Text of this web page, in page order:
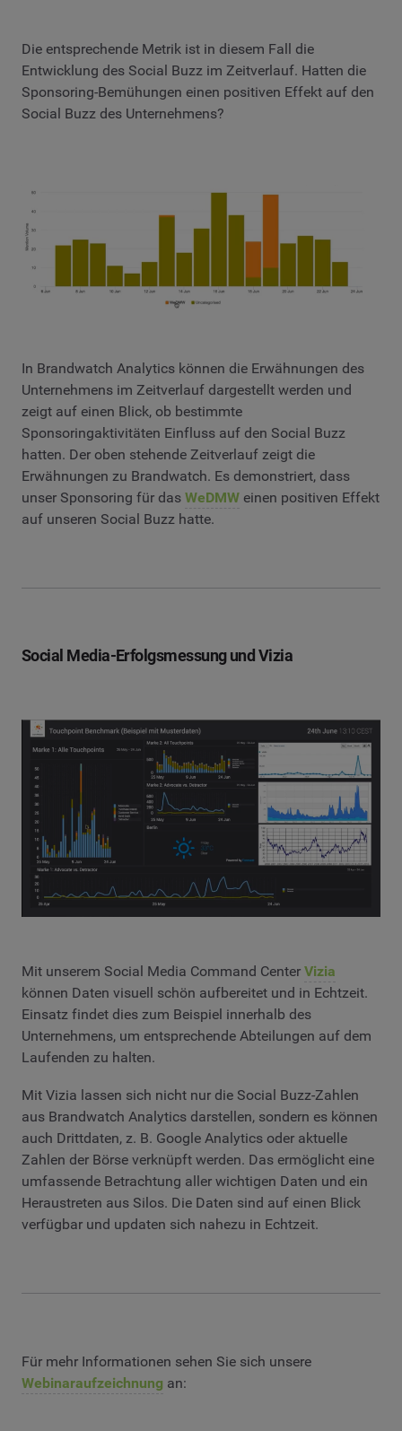
Die entsprechende Metrik ist in diesem Fall die
Entwicklung des Social Buzz im Zeitverlauf. Hatten die
Sponsoring-Bemühungen einen positiven Effekt auf den
Social Buzz des Unternehmens?
In Brandwatch Analytics können die Erwähnungen des
Unternehmens im Zeitverlauf dargestellt werden und
zeigt auf einen Blick, ob bestimmte
Sponsoringaktivitäten Einfluss auf den Social Buzz
hatten. Der oben stehende Zeitverlauf zeigt die
Erwähnungen zu Brandwatch. Es demonstriert, dass
unser Sponsoring für das WeDMW einen positiven Effekt
auf unseren Social Buzz hatte.
Social Media-Erfolgsmessung und Vizia
Mit unserem Social Media Command Center Vizia
können Daten visuell schön aufbereitet und in Echtzeit.
Einsatz findet dies zum Beispiel innerhalb des
Unternehmens, um entsprechende Abteilungen auf dem
Laufenden zu halten.
Mit Vizia lassen sich nicht nur die Social Buzz-Zahlen
aus Brandwatch Analytics darstellen, sondern es können
auch Drittdaten, z. B. Google Analytics oder aktuelle
Zahlen der Börse verknüpft werden. Das ermöglicht eine
umfassende Betrachtung aller wichtigen Daten und ein
Heraustreten aus Silos. Die Daten sind auf einen Blick
verfügbar und updaten sich nahezu in Echtzeit.
Für mehr Informationen sehen Sie sich unsere
Webinaraufzeichnung an: